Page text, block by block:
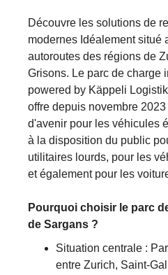
Découvre les solutions de
modernes Idéalement situé
autoroutes des régions de
Grisons. Le parc de charge
powered by Käppeli
offre depuis novembre
d'avenir pour les véhicules
à la disposition du public
utilitaires lourds, pour les
et également pour les
Pourquoi choisir le parc
de Sargans ?
Situation centrale :
entre Zurich, Saint-